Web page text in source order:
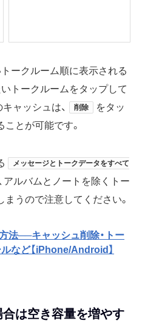
ークルーム順に表示される
トークルームをタップして
ャッシュは、
削除
をタッ
とが可能です。
メッセージとトークデータをすべて
アルバムとノートを除くトー
うので注意してください。
法──キャッシュ削除・トー
など【iPhone/Android】
は空き容量を増やす